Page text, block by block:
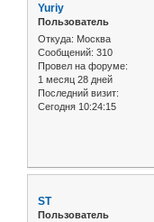
Yuriy
Пользователь
Откуда: Москва
Сообщений: 310
Провел на форуме:
1 месяц 28 дней
Последний визит:
Сегодня 10:24:15
ST
Пользователь